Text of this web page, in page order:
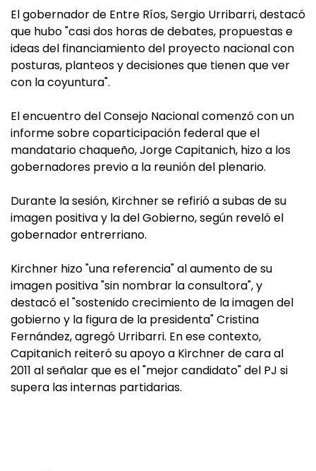
El gobernador de Entre Ríos, Sergio Urribarri, destacó
que hubo "casi dos horas de debates, propuestas e
ideas del financiamiento del proyecto nacional con
posturas, planteos y decisiones que tienen que ver
con la coyuntura".
El encuentro del Consejo Nacional comenzó con un
informe sobre coparticipación federal que el
mandatario chaqueño, Jorge Capitanich, hizo a los
gobernadores previo a la reunión del plenario.
Durante la sesión, Kirchner se refirió a subas de su
imagen positiva y la del Gobierno, según reveló el
gobernador entrerriano.
Kirchner hizo "una referencia" al aumento de su
imagen positiva "sin nombrar la consultora", y
destacó el "sostenido crecimiento de la imagen del
gobierno y la figura de la presidenta" Cristina
Fernández, agregó Urribarri. En ese contexto,
Capitanich reiteró su apoyo a Kirchner de cara al
2011 al señalar que es el "mejor candidato" del PJ si
supera las internas partidarias.